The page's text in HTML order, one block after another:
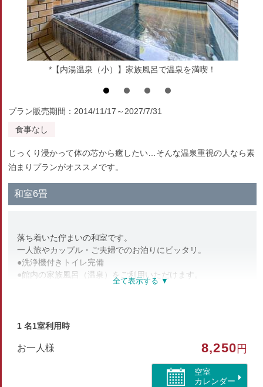
*【内湯温泉（小）】家族風呂で温泉を満喫！
プラン販売期間：2014/11/17～2027/7/31
食事なし
じっくり浸かって体の芯から癒したい…そんな温泉重視の人なら素
泊まりプランがオススメです。
和室6畳
落ち着いた佇まいの和室です。
一人旅やカップル・ご夫婦でのお泊りにピッタリ。
●洗浄機付きトイレ完備
●館内の家族風呂（温泉）をご利用いただけます。
※古い建物のため、一部のお部屋に若干の傾き・ほころびがご
1 名1室利用時
お一人様 8,250 円
空室
カレンダー